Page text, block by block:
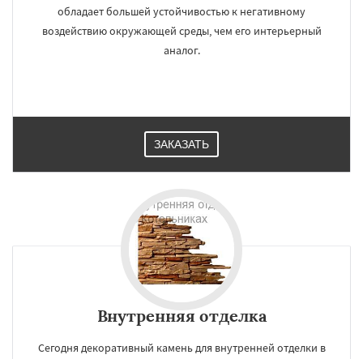
обладает большей устойчивостью к негативному
воздействию окружающей среды, чем его интерьерный
аналог.
ЗАКАЗАТЬ
Внутренняя отделка
Сегодня декоративный камень для внутренней отделки в